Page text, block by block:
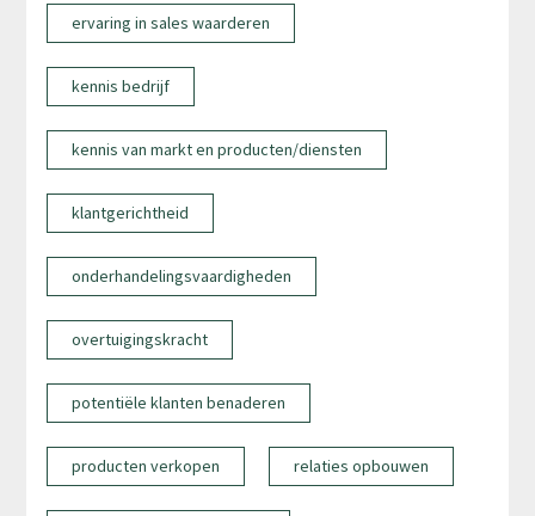
ervaring in sales waarderen
kennis bedrijf
kennis van markt en producten/diensten
klantgerichtheid
onderhandelingsvaardigheden
overtuigingskracht
potentiële klanten benaderen
producten verkopen relaties opbouwen